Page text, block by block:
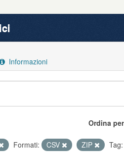
Informazioni
Ordina per
Formati: CSV ZIP Tag: